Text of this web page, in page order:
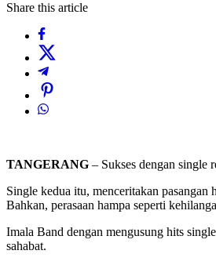
Share this article
TANGERANG – Sukses dengan
Single kedua itu, menceritakan
Bahkan, perasaan hampa seperti
Imala Band dengan mengusung hits
sahabat.